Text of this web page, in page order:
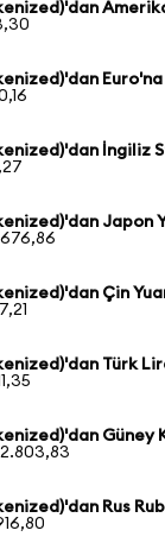
Euro'na
İngiliz
Japon
Çin
Türk
Güney
Rus